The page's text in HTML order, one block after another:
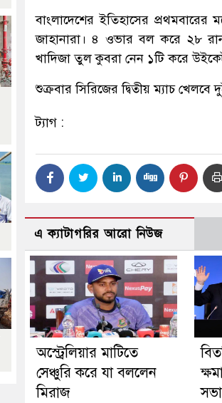
বাংলাদেশের ইতিহাসের
জাহানারা। ৪ ওভার বল করে ২৮
খাদিজা তুল কুবরা নেন ১টি করে
শুক্রবার সিরিজের দ্বিতীয় ম্যাচ খেলবে
ট্যাগ :
এ ক্যাটাগরির আরো নিউজ
অস্ট্রেলিয়ার মাটিতে
সেঞ্চুরি করে যা বললেন
মিরাজ